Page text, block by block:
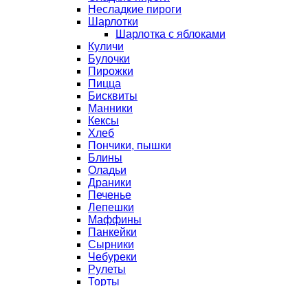
Несладкие пироги
Шарлотки
Шарлотка с яблоками
Куличи
Булочки
Пирожки
Пицца
Бисквиты
Манники
Кексы
Хлеб
Пончики, пышки
Блины
Оладьи
Драники
Печенье
Лепешки
Маффины
Панкейки
Сырники
Чебуреки
Рулеты
Торты